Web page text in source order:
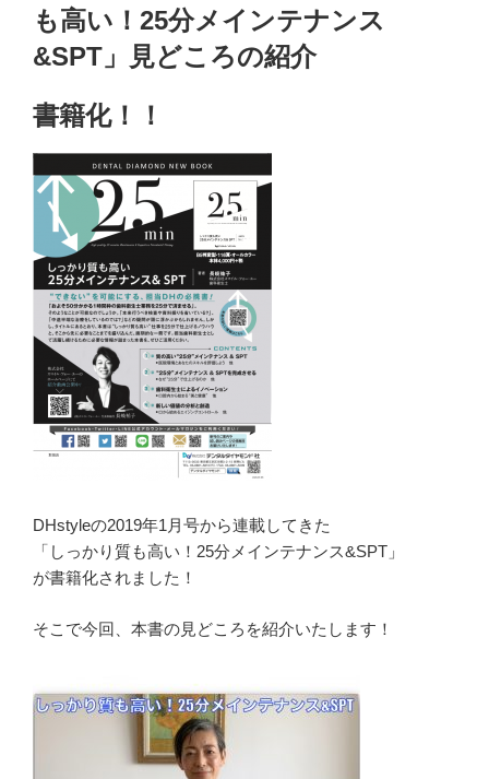
も高い！25分メインテナンス
&SPT」見どころの紹介
書籍化！！
DHstyleの2019年1月号から連載してきた
「しっかり質も高い！25分メインテナンス&SPT」
が書籍化されました！
そこで今回、本書の見どころを紹介いたします！